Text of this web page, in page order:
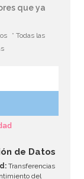
que ya
* Todas las
de Datos
Transferencias
del